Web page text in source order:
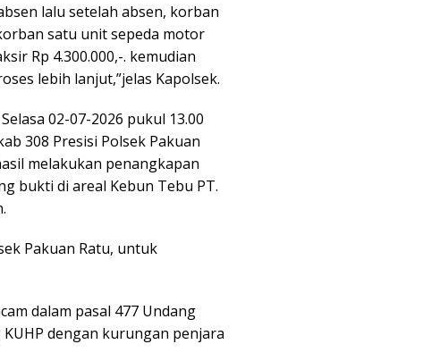
lalu setelah absen, korban
satu unit sepeda motor
Rp 4.300.000,-. kemudian
lebih lanjut,”jelas Kapolsek.
02-07-2026 pukul 13.00
308 Presisi Polsek Pakuan
melakukan penangkapan
bukti di areal Kebun Tebu PT.
Pakuan Ratu, untuk
dalam pasal 477 Undang
dengan kurungan penjara